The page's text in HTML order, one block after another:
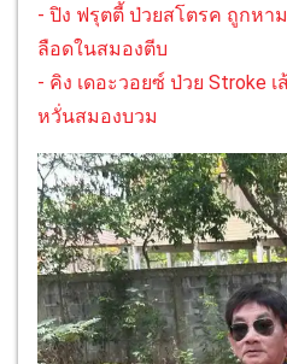
- ปิง ฟรุตตี้ ป่วยสโตรค ถูกหา
ลือดในสมองตีบ
- คิง เดอะวอยซ์ ป่วย Stroke
หวั่นสมองบวม